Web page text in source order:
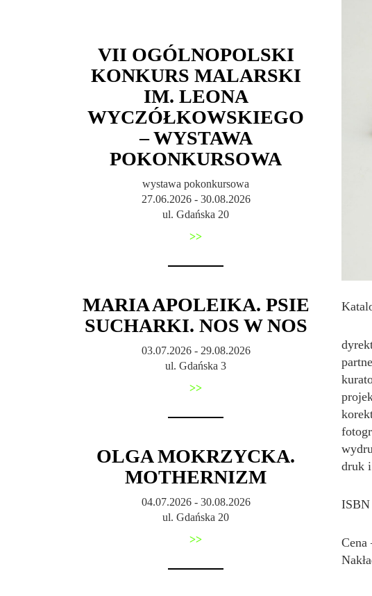
VII OGÓLNOPOLSKI
KONKURS MALARSKI
IM. LEONA
WYCZÓŁKOWSKIEGO
– WYSTAWA
POKONKURSOWA
wystawa pokonkursowa
27.06.2026 - 30.08.2026
ul. Gdańska 20
>>
MARIA APOLEIKA. PSIE
SUCHARKI. NOS W NOS
03.07.2026 - 29.08.2026
ul. Gdańska 3
>>
OLGA MOKRZYCKA.
MOTHERNIZM
04.07.2026 - 30.08.2026
ul. Gdańska 20
>>
druk
ISBN
Cena